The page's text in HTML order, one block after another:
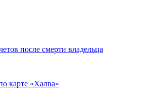
после смерти владельца
карте «Халва»